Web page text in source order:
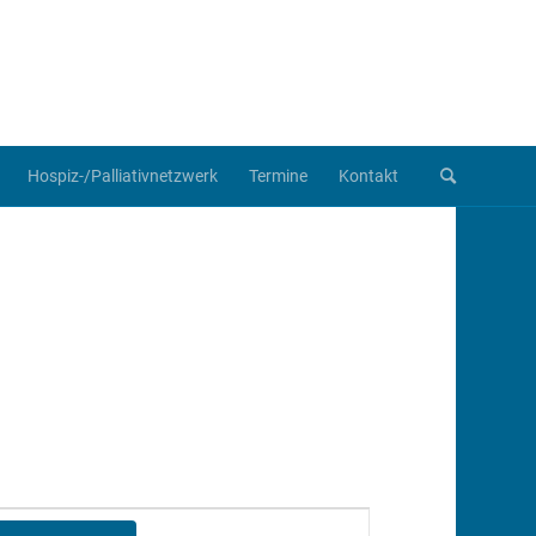
Hospiz-/Palliativnetzwerk Termine Kontakt